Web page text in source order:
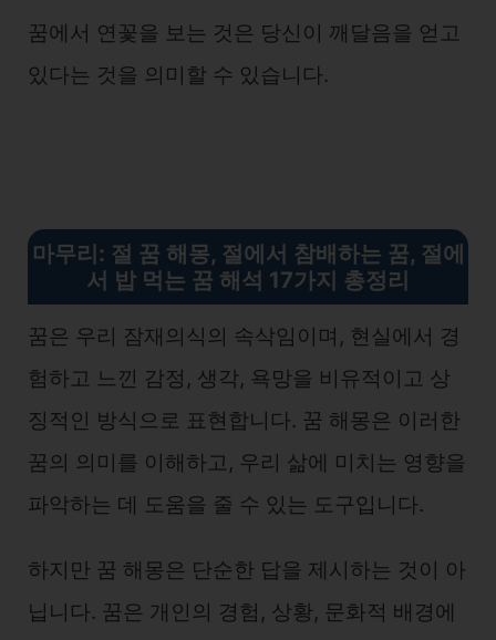
꿈에서 연꽃을 보는 것은 당신이 깨달음을 얻고
있다는 것을 의미할 수 있습니다.
마무리 : 절 꿈 해몽, 절에서 참배하는 꿈, 절에
서 밥 먹는 꿈 해석 17가지 총정리
꿈은 우리 잠재의식의 속삭임이며, 현실에서 경
험하고 느낀 감정, 생각, 욕망을 비유적이고 상
징적인 방식으로 표현합니다. 꿈 해몽은 이러한
꿈의 의미를 이해하고, 우리 삶에 미치는 영향을
파악하는 데 도움을 줄 수 있는 도구입니다.
하지만 꿈 해몽은 단순한 답을 제시하는 것이 아
닙니다. 꿈은 개인의 경험, 상황, 문화적 배경에